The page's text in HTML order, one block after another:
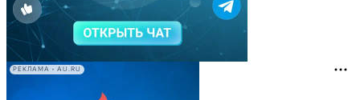
РЕКЛАМА • AU.RU